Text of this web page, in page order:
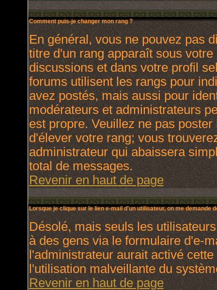
Comment puis-je changer mon rang ?
En général, vous ne pouvez pas
titre d'un rang apparaît sous
discussions et dans votre profil
forums utilisent les rangs pour
avez postés, mais aussi pour
modérateurs et administrateurs
est propre. Veuillez ne pas
d'élever votre rang; vous
administrateur qui abaissera
total de messages.
Revenir en haut de page
Lorsque je clique sur le lien e-mail d'un utilisateur, on me demande
Désolé, mais seuls les
à des gens via le formulaire d'e-
l'administrateur aurait activé
l'utilisation malveillante du
Revenir en haut de page